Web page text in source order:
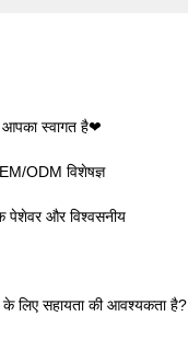
स्वागत है❤
ODM विशेषज्ञ
और विश्वसनीय
के लिए सहायता की आवश्यकता है?